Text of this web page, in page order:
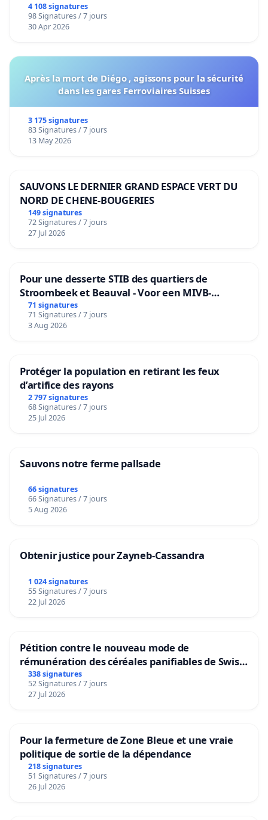
4 108 signatures
98 Signatures / 7 jours
30 Apr 2026
Après la mort de Diégo , agissons pour la sécurité
dans les gares Ferroviaires Suisses
3 175 signatures
83 Signatures / 7 jours
13 May 2026
SAUVONS LE DERNIER GRAND ESPACE VERT DU
NORD DE CHENE-BOUGERIES
149 signatures
72 Signatures / 7 jours
27 Jul 2026
Pour une desserte STIB des quartiers de
Stroombeek et Beauval - Voor een MIVB-
bediening van de wijken Strombeek en Het
Voor
71 signatures
71 Signatures / 7 jours
3 Aug 2026
Protéger la population en retirant les feux
d’artifice des rayons
2 797 signatures
68 Signatures / 7 jours
25 Jul 2026
Sauvons notre ferme pallsade
66 signatures
66 Signatures / 7 jours
5 Aug 2026
Obtenir justice pour Zayneb-Cassandra
1 024 signatures
55 Signatures / 7 jours
22 Jul 2026
Pétition contre le nouveau mode de
rémunération des céréales panifiables de Swiss
granum basé sur la teneur en protéines
338 signatures
52 Signatures / 7 jours
27 Jul 2026
Pour la fermeture de Zone Bleue et une vraie
politique de sortie de la dépendance
218 signatures
51 Signatures / 7 jours
26 Jul 2026